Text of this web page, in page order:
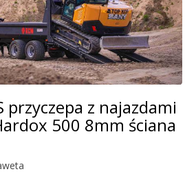
przyczepa z najazdami
500 8mm ściana